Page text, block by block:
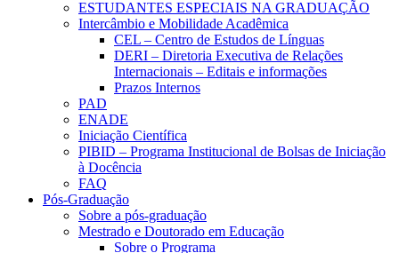
ESTUDANTES ESPECIAIS NA GRADUAÇÃO
Intercâmbio e Mobilidade Acadêmica
CEL – Centro de Estudos de Línguas
DERI – Diretoria Executiva de Relações
Internacionais – Editais e informações
Prazos Internos
PAD
ENADE
Iniciação Científica
PIBID – Programa Institucional de Bolsas de Iniciação
à Docência
FAQ
Pós-Graduação
Sobre a pós-graduação
Mestrado e Doutorado em Educação
Sobre o Programa